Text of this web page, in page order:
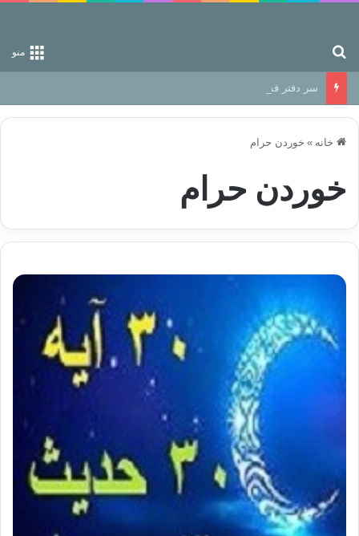
منو
سر دفتر فساد در زمین‌، دوری وکناره‌گیری از راه خداست‌!
خانه » خوردن حرام
خوردن حرام